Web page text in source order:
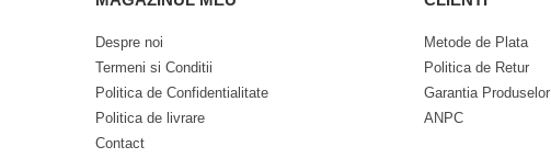
Despre noi
Termeni si Conditii
Politica de Confidentialitate
Politica de livrare
Contact
Metode de Plata
Politica de Retur
Garantia Produselor
ANPC